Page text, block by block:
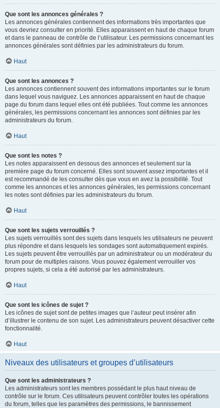
Que sont les annonces générales ?
Les annonces générales contiennent des informations très importantes que
vous devriez consulter en priorité. Elles apparaissent en haut de chaque forum
et dans le panneau de contrôle de l’utilisateur. Les permissions concernant les
annonces générales sont définies par les administrateurs du forum.
Haut
Que sont les annonces ?
Les annonces contiennent souvent des informations importantes sur le forum
dans lequel vous naviguez. Les annonces apparaissent en haut de chaque
page du forum dans lequel elles ont été publiées. Tout comme les annonces
générales, les permissions concernant les annonces sont définies par les
administrateurs du forum.
Haut
Que sont les notes ?
Les notes apparaissent en dessous des annonces et seulement sur la
première page du forum concerné. Elles sont souvent assez importantes et il
est recommandé de les consulter dès que vous en avez la possibilité. Tout
comme les annonces et les annonces générales, les permissions concernant
les notes sont définies par les administrateurs du forum.
Haut
Que sont les sujets verrouillés ?
Les sujets verrouillés sont des sujets dans lesquels les utilisateurs ne peuvent
plus répondre et dans lesquels les sondages sont automatiquement expirés.
Les sujets peuvent être verrouillés par un administrateur ou un modérateur du
forum pour de multiples raisons. Vous pouvez également verrouiller vos
propres sujets, si cela a été autorisé par les administrateurs.
Haut
Que sont les icônes de sujet ?
Les icônes de sujet sont de petites images que l’auteur peut insérer afin
d’illustrer le contenu de son sujet. Les administrateurs peuvent désactiver cette
fonctionnalité.
Haut
Niveaux des utilisateurs et groupes d’utilisateurs
Que sont les administrateurs ?
Les administrateurs sont les membres possédant le plus haut niveau de
contrôle sur le forum. Ces utilisateurs peuvent contrôler toutes les opérations
du forum, telles que les paramètres des permissions, le bannissement